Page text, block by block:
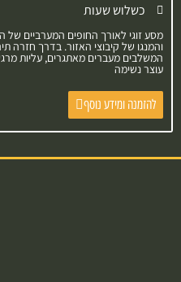
כשלוש שעות
מסע זוגי לאורך החופים המערביים של
והמנגו של קיבוצי האזור. בדרך חזרה
המשלבים מעברים מאתגרים, עליות
עוצר נשימה
להזמנה ומידע נוסף